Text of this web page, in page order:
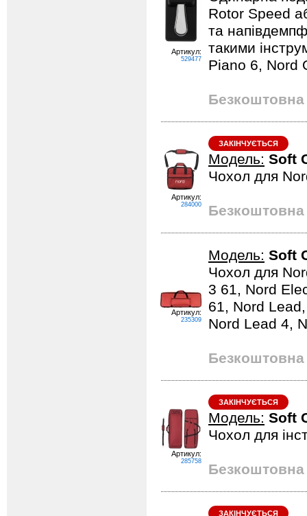
Артикул:
529477
Rotor Speed
та
такими
Piano 6, Nord
Безкоштовна
Артикул:
284000
ЗАКІНЧУЄТЬСЯ
Модель: Soft
Чохол для
Безкоштовна
Артикул:
235309
Модель: Soft
Чохол для
3 61, Nord
61, Nord
Nord Lead 4,
Безкоштовна
Артикул:
285758
ЗАКІНЧУЄТЬСЯ
Модель: Soft
Чохол для
Безкоштовна
ЗАКІНЧУЄТЬСЯ